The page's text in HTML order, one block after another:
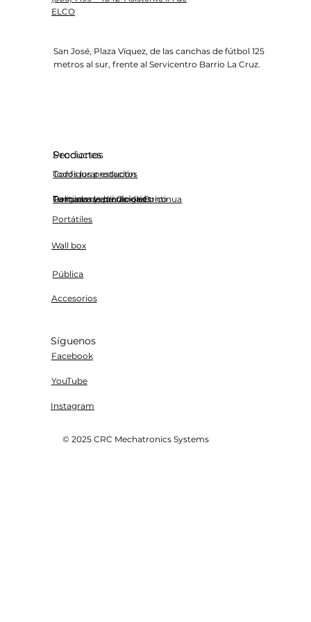
Síguenos
Facebook
YouTube
Instagram
Productos
Cargadores de Carga Continua
Todos los productos
Wall box
Portátiles
Accesorios
Pública
Secciones
Terminos y condiciones
Configurar estación
Tu nuevo vehículo eléctrico
Politicas de privacidad
ELCO
San José, Plaza Víquez, de las canchas de fútbol 125
metros al sur, frente al Servicentro Barrio La Cruz.
© 2025 CRC Mechatronics Systems